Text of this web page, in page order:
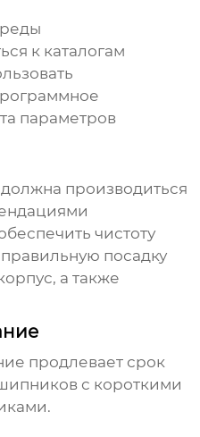
к каталогам
параметров
производиться
чистоту
посадку
а также
продлевает срок
с короткими
.